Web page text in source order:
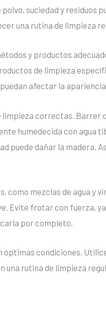
suciedad y residuos
una rutina de limpieza
y productos
de limpieza
afectar la
limpieza correctas. Barrer
humedecida con agua
puede dañar la madera.
mezclas de agua y
Evite frotar con fuerza,
por completo.
óptimas condiciones.
una rutina de limpieza